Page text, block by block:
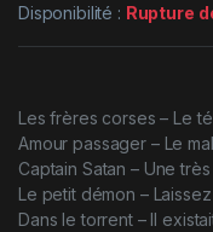
Disponibilité : Rupture
Les frères corses – Le
Amour passager – Le
Captain Satan – Une
Le petit démon –
Dans le torrent – Il